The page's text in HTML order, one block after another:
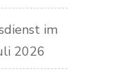
im
2026